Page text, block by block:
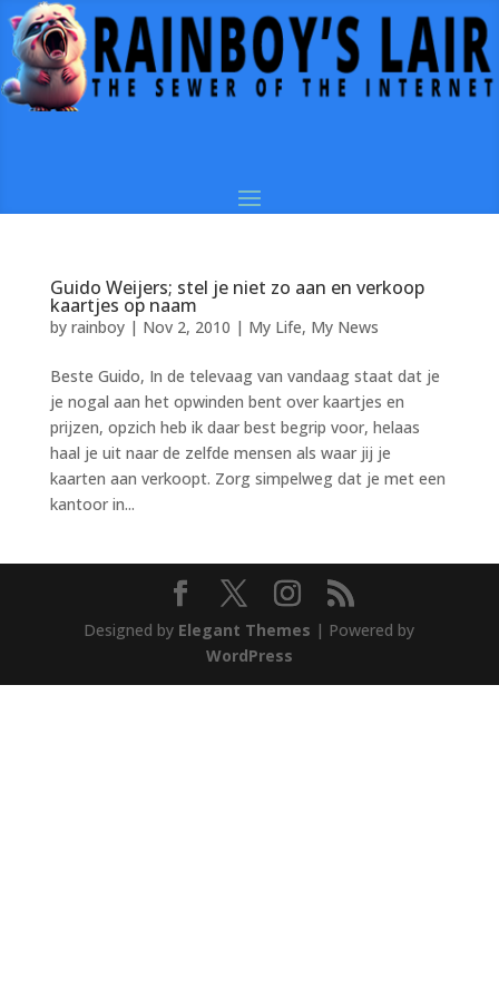
Guido Weijers; stel je niet zo aan en verkoop
kaartjes op naam
by rainboy| Nov 2, 2010 | My Life, My News
Beste Guido, In de televaag van vandaag staat dat je
je nogal aan het opwinden bent over kaartjes en
prijzen, opzich heb ik daar best begrip voor, helaas
haal je uit naar de zelfde mensen als waar jij je
kaarten aan verkoopt. Zorg simpelweg dat je met een
kantoor in...
Designed by Elegant Themes | Powered by
WordPress